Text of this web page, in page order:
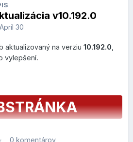
novéQuick Actions menu
kurzorom myši nad správou.
pošty,
vo veľkých schránkach.
zbytočný email bez toho,
v10.192.0
Apríl 30
aktualizovaný na verziu 10.192.0
vylepšení.
0 komentárov